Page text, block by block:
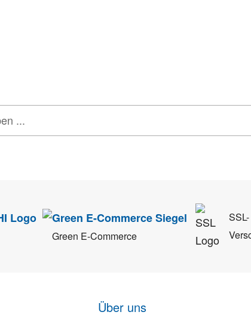
Green E-Commerce
SSL-
Über uns